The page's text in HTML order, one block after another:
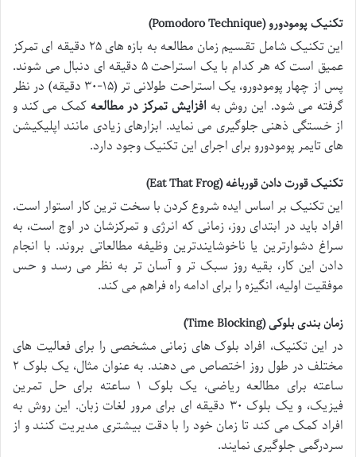
تکنیک پومودورو (Pomodoro Technique)
این تکنیک شامل تقسیم زمان مطالعه به بازه های ۲۵ دقیقه ای تمرکز
عمیق است که هر کدام با یک استراحت ۵ دقیقه ای دنبال می شوند.
پس از چهار پومودورو، یک استراحت طولانی تر (۱۵-۳۰ دقیقه) در نظر
گرفته می شود. این روش به افزایش تمرکز در مطالعهکمک می کند و
از خستگی ذهنی جلوگیری می نماید. ابزارهای زیادی مانند اپلیکیشن
های تایمر پومودورو برای اجرای این تکنیک وجود دارد.
تکنیک قورت دادن قورباغه (Eat That Frog)
این تکنیک بر اساس ایده شروع کردن با سخت ترین کار استوار است.
افراد باید در ابتدای روز، زمانی که انرژی و تمرکزشان در اوج است، به
سراغ دشوارترین یا ناخوشایندترین وظیفه مطالعاتی بروند. با انجام
دادن این کار، بقیه روز سبک تر و آسان تر به نظر می رسد و حس
موفقیت اولیه، انگیزه را برای ادامه راه فراهم می کند.
زمان بندی بلوکی (Time Blocking)
در این تکنیک، افراد بلوک های زمانی مشخصی را برای فعالیت های
مختلف در طول روز اختصاص می دهند. به عنوان مثال، یک بلوک ۲
ساعته برای مطالعه ریاضی، یک بلوک ۱ ساعته برای حل تمرین
فیزیک، و یک بلوک ۳۰ دقیقه ای برای مرور لغات زبان. این روش به
افراد کمک می کند تا زمان خود را با دقت بیشتری مدیریت کنند و از
سردرگمی جلوگیری نمایند.